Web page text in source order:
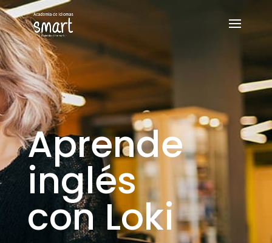
Aprende
inglés
con Loki